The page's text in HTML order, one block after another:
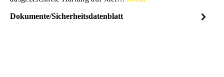
Dokumente/Sicherheitsdatenblatt